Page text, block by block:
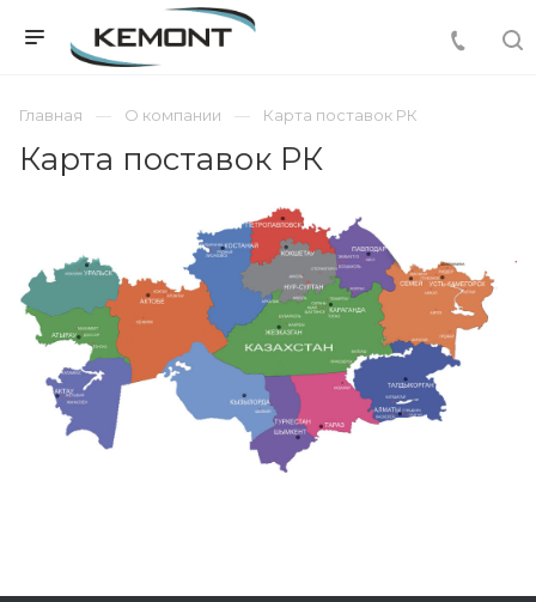
Главная О компании Карта поставок РК
Карта поставок РК